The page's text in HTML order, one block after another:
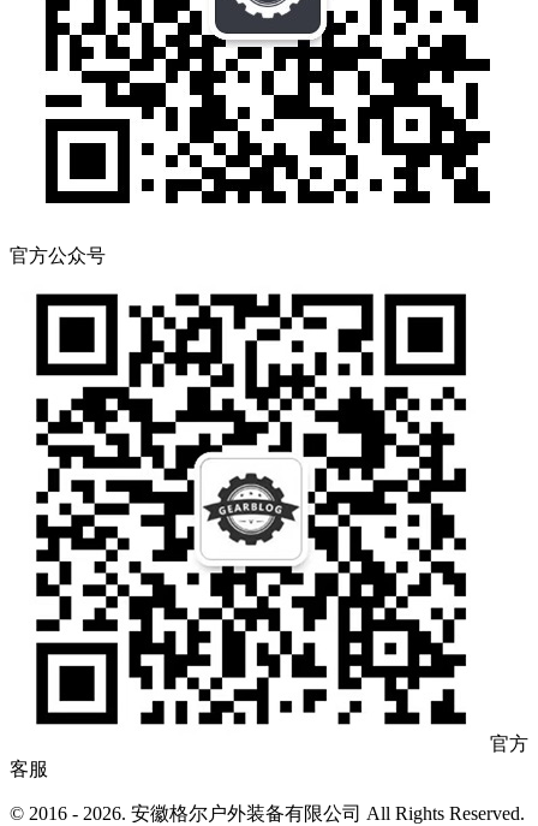
官方公众号
官方
客服
© 2016 - 2026. 安徽格尔户外装备有限公司 All Rights Reserved.